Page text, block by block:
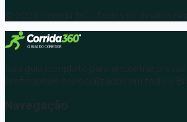
© 2026 Corrida 360. Todos os direitos
Seu guia completo para encontrar
profissionais especializados em todo o
Navegação